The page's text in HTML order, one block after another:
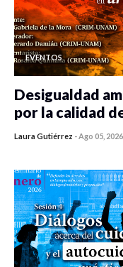
EVENTOS
Desigualdad
por la calidad
Laura Gutiérrez -Ago 05, 2026